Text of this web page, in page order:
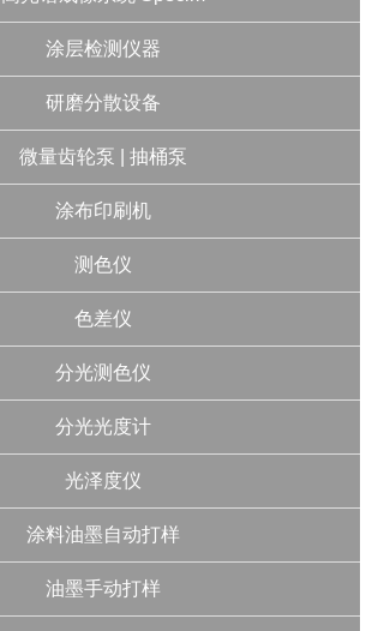
涂层检测仪器
研磨分散设备
微量齿轮泵 | 抽桶泵
涂布印刷机
测色仪
色差仪
分光测色仪
分光光度计
光泽度仪
涂料油墨自动打样
油墨手动打样